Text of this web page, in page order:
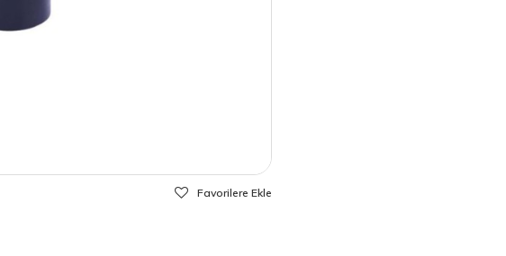
Favorilere Ekle